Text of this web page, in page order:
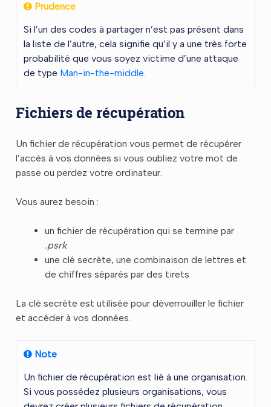
Prudence
Si l’un des codes à partager n’est pas présent dans
la liste de l’autre, cela signifie qu’il y a une très forte
probabilité que vous soyez victime d’une attaque
de type Man-in-the-middle.
Fichiers de récupération
Un fichier de récupération vous permet de récupérer
l’accès à vos données si vous oubliez votre mot de
passe ou perdez votre ordinateur.
Vous aurez besoin :
un fichier de récupération qui se termine par
.psrk
une clé secrète, une combinaison de lettres et
de chiffres séparés par des tirets
La clé secrète est utilisée pour déverrouiller le fichier
et accéder à vos données.
Note
Un fichier de récupération est lié à une organisation.
Si vous possédez plusieurs organisations, vous